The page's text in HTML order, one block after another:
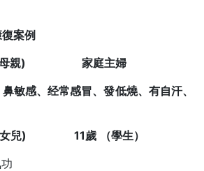
案例
親)
家庭主婦
敏感、经常感冒、發低燒、有自汗、
女兒) 11歲
（學生）